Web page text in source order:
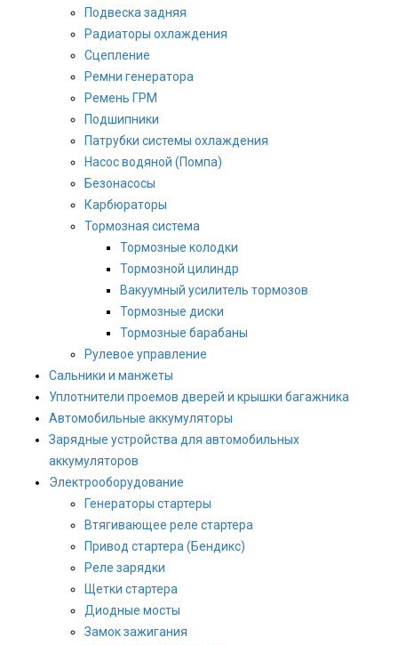
Подвеска задняя
Радиаторы охлаждения
Сцепление
Ремни генератора
Ремень ГРМ
Подшипники
Патрубки системы охлаждения
Насос водяной (Помпа)
Безонасосы
Карбюраторы
Тормозная система
Тормозные колодки
Тормозной цилиндр
Вакуумный усилитель тормозов
Тормозные диски
Тормозные барабаны
Рулевое управление
Сальники и манжеты
Уплотнители проемов дверей и крышки багажника
Автомобильные аккумуляторы
Зарядные устройства для автомобильных
аккумуляторов
Электрооборудование
Генераторы стартеры
Втягивающее реле стартера
Привод стартера (Бендикс)
Реле зарядки
Щетки стартера
Диодные мосты
Замок зажигания